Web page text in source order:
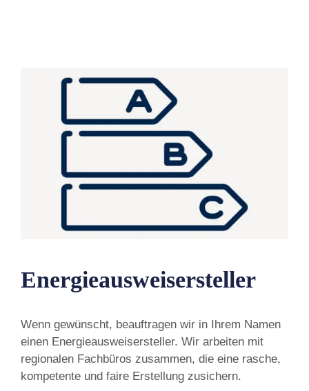
Energieausweisersteller
Wenn gewünscht, beauftragen wir in Ihrem Namen
einen Energieausweisersteller. Wir arbeiten mit
regionalen Fachbüros zusammen, die eine rasche,
kompetente und faire Erstellung zusichern.